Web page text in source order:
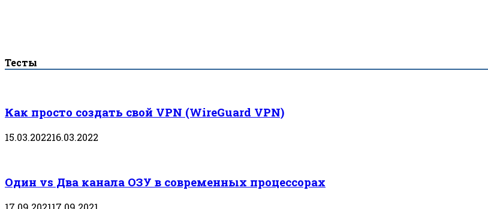
Тесты
Как просто создать свой VPN (WireGuard VPN)
15.03.202216.03.2022
Один vs Два канала ОЗУ в современных процессорах